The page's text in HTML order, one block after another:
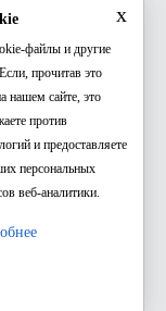
x
файлы и другие
прочитав это
нашем сайте, это
против
и предоставляете
персональных
веб-аналитики.